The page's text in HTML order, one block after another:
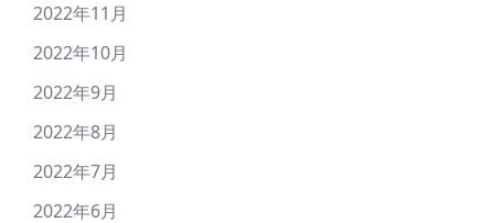
2022年11月
2022年10月
2022年9月
2022年8月
2022年7月
2022年6月